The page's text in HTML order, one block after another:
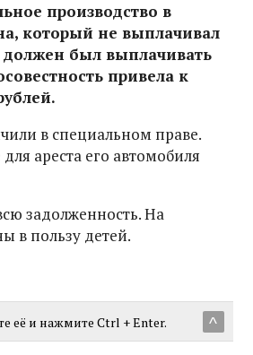
производство в
который не выплачивал
был выплачивать
привела к
в специальном праве.
ареста его автомобиля
задолженность. На
в пользу детей.
^
её и нажмите Ctrl + Enter.